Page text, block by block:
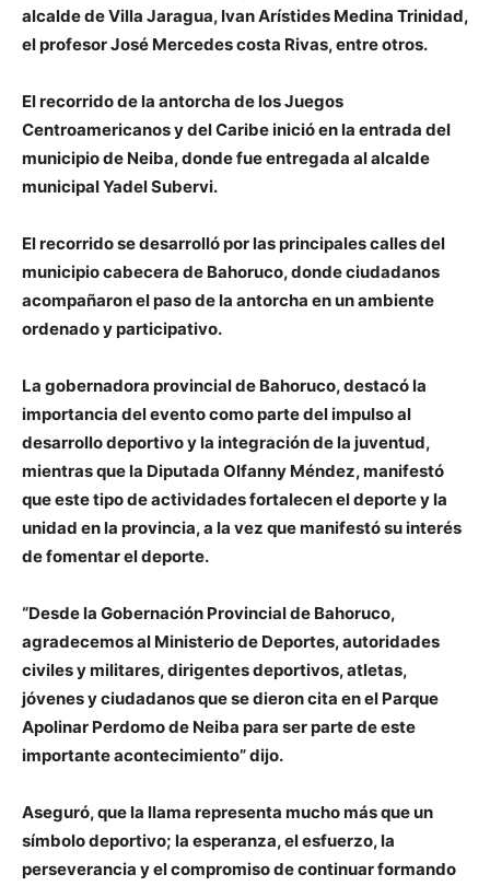
alcalde de Villa Jaragua, Ivan Arístides Medina Trinidad,
el profesor José Mercedes costa Rivas, entre otros.
El recorrido de la antorcha de los Juegos
Centroamericanos y del Caribe inició en la entrada del
municipio de Neiba, donde fue entregada al alcalde
municipal Yadel Subervi.
El recorrido se desarrolló por las principales calles del
municipio cabecera de Bahoruco, donde ciudadanos
acompañaron el paso de la antorcha en un ambiente
ordenado y participativo.
La gobernadora provincial de Bahoruco, destacó la
importancia del evento como parte del impulso al
desarrollo deportivo y la integración de la juventud,
mientras que la Diputada Olfanny Méndez, manifestó
que este tipo de actividades fortalecen el deporte y la
unidad en la provincia, a la vez que manifestó su interés
de fomentar el deporte.
“Desde la Gobernación Provincial de Bahoruco,
agradecemos al Ministerio de Deportes, autoridades
civiles y militares, dirigentes deportivos, atletas,
jóvenes y ciudadanos que se dieron cita en el Parque
Apolinar Perdomo de Neiba para ser parte de este
importante acontecimiento” dijo.
Aseguró, que la llama representa mucho más que un
símbolo deportivo; la esperanza, el esfuerzo, la
perseverancia y el compromiso de continuar formando